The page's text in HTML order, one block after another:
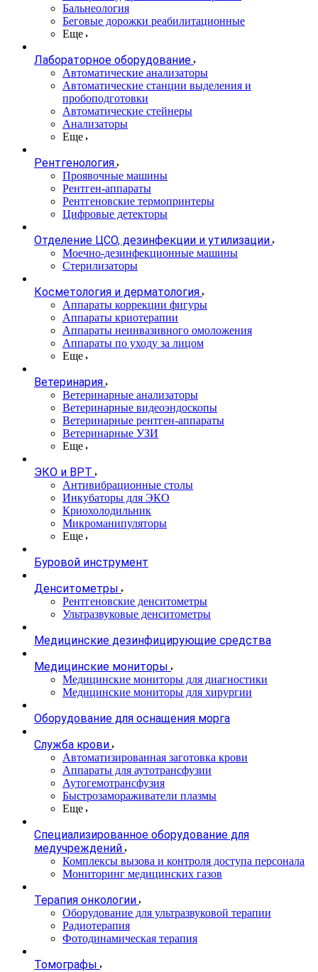
Бальнеология
Беговые дорожки реабилитационные
Еще
Лабораторное оборудование
Автоматические анализаторы
Автоматические станции выделения и
пробоподготовки
Автоматические стейнеры
Анализаторы
Еще
Рентгенология
Проявочные машины
Рентген-аппараты
Рентгеновские термопринтеры
Цифровые детекторы
Отделение ЦСО, дезинфекции и утилизации
Моечно-дезинфекционные машины
Стерилизаторы
Косметология и дерматология
Аппараты коррекции фигуры
Аппараты криотерапии
Аппараты неинвазивного омоложения
Аппараты по уходу за лицом
Еще
Ветеринария
Ветеринарные анализаторы
Ветеринарные видеоэндоскопы
Ветеринарные рентген-аппараты
Ветеринарные УЗИ
Еще
ЭКО и ВРТ
Антивибрационные столы
Инкубаторы для ЭКО
Криохолодильник
Микроманипуляторы
Еще
Буровой инструмент
Денситометры
Рентгеновские денситометры
Ультразвуковые денситометры
Медицинские дезинфицирующие средства
Медицинские мониторы
Медицинские мониторы для диагностики
Медицинские мониторы для хирургии
Оборудование для оснащения морга
Служба крови
Автоматизированная заготовка крови
Аппараты для аутотрансфузии
Аутогемотрансфузия
Быстрозамораживатели плазмы
Еще
Специализированное оборудование для
медучреждений
Комплексы вызова и контроля доступа персонала
Мониторинг медицинских газов
Терапия онкологии
Оборудование для ультразвуковой терапии
Радиотерапия
Фотодинамическая терапия
Томографы